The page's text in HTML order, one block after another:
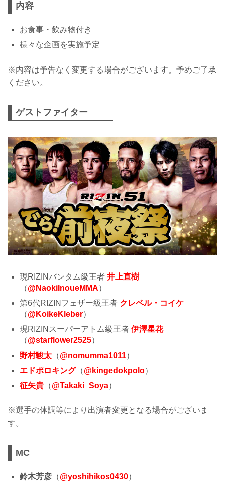
内容
お食事・飲み物付き
様々な企画を実施予定
※内容は予告なく変更する場合がございます。予めご了承
ください。
ゲストファイター
現RIZINバンタム級王者 井上直樹
（@NaokiInoueMMA）
第6代RIZINフェザー級王者 クレベル・コイケ
（@KoikeKleber）
現RIZINスーパーアトム級王者 伊澤星花
（@starflower2525）
野村駿太 （@nomumma1011）
エドポロキング（@kingedokpolo）
征矢貴 （@Takaki_Soya）
※選手の体調等により出演者変更となる場合がございま
す。
MC
鈴木芳彦 （@yoshihikos0430）